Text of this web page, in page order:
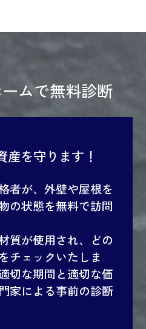
ムで無料診断
産を守ります！
者が、外壁や屋根を
の状態を無料で訪問
質が使用され、どの
チェックいたしま
切な期間と適切な価
家による事前の診断